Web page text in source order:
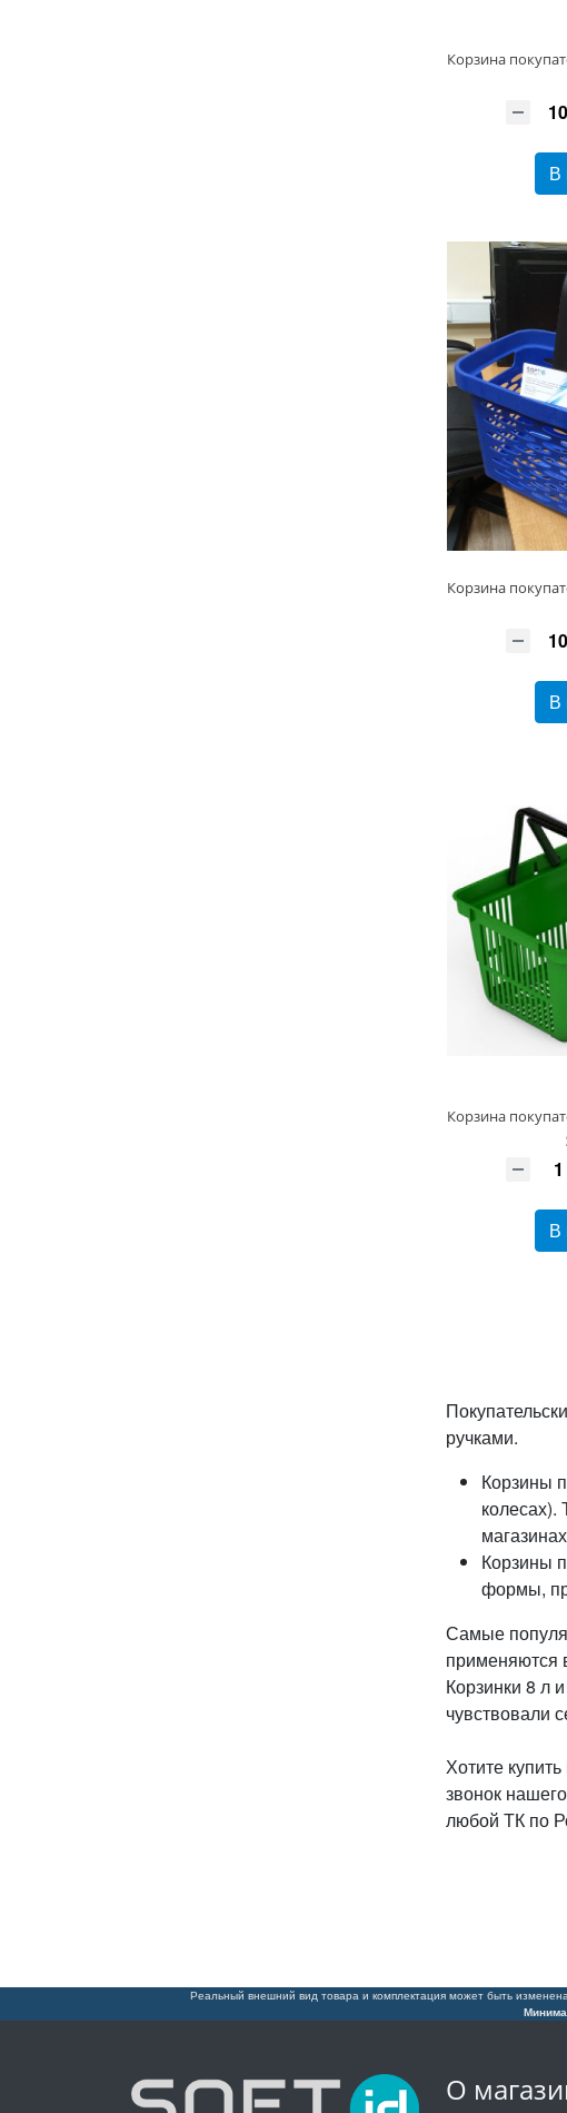
В
В
В
ручками.
Корзины
колесах).
Корзины
формы,
Самые
применяются
Корзинки 8 л
чувствовали
Хотите
звонок
любой ТК по
Реальный внешний вид товара и комплектация может быть
О